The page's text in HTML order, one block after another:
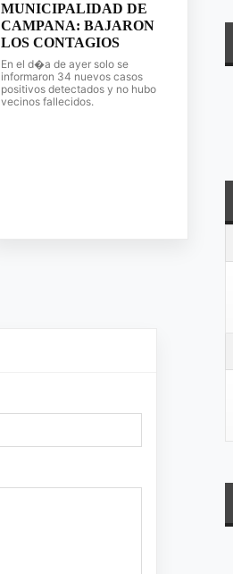
MUNICIPALIDAD DE
CAMPANA: BAJARON
LOS CONTAGIOS
En el d�a de ayer solo se
informaron 34 nuevos casos
positivos detectados y no hubo
vecinos fallecidos.